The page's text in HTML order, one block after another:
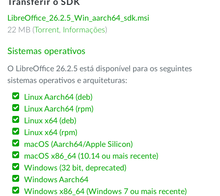
Transferir o SDK
LibreOffice_26.2.5_Win_aarch64_sdk.msi
22 MB (Torrent, Informações)
Sistemas operativos
O LibreOffice 26.2.5 está disponível para os seguintes
sistemas operativos e arquiteturas:
Linux Aarch64 (deb)
Linux Aarch64 (rpm)
Linux x64 (deb)
Linux x64 (rpm)
macOS (Aarch64/Apple Silicon)
macOS x86_64 (10.14 ou mais recente)
Windows (32 bit, deprecated)
Windows Aarch64
Windows x86_64 (Windows 7 ou mais recente)